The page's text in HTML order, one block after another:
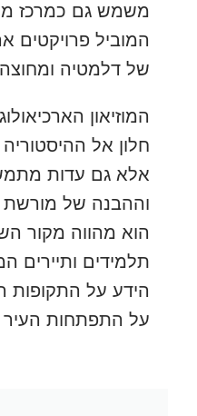
משמש גם כמרכז
המוביל פרויקטים
של דלמטיה
המוזיאון
חלון אל
אלא גם עדות
וההבנה של מורשת
הוא מהווה מקור
תלמידים ותיירים
הידע על התקופות
על התפתחות העיר